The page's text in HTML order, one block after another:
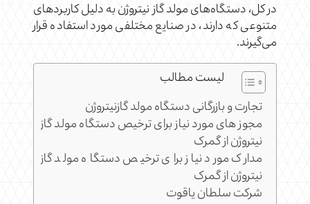
در کل، دستگاه‌های مولد گاز نیتروژن به دلیل کاربردهای
متنوعی که دارند، در صنایع مختلفی مورد استفاده قرار
می‌گیرند.
لیست مطالب
تجارت و بازرگانی دستگاه مولد گازنیتروژن
مجوز های مورد نیاز برای ترخیص دستگاه مولد گاز
نیتروژن از گمرک
مدارک مورد نیاز برای ترخیص دستگاه مولد گاز
نیتروژن از گمرک
شرکت سلطان یاقوت